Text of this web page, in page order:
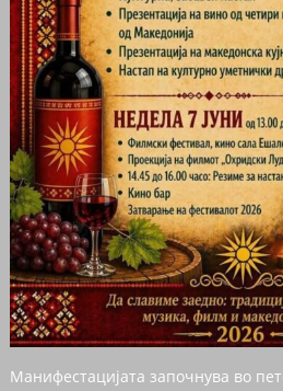
Манифестацијата започнува во